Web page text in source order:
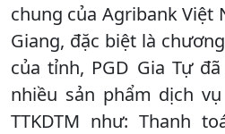
chung của Agribank Việt
Giang, đặc biệt là
của tỉnh, PGD Gia Tự
nhiều sản phẩm dịch
TTKDTM như: Thanh